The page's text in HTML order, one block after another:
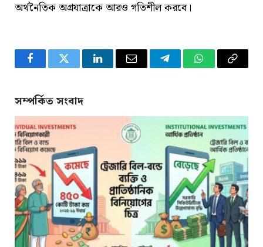
অর্থনৈতিক অগ্রযাত্রাকে আরও গতিশীল করবে।
FacebookTwitter LinkedInEmail TelegramWhatsApp
Copy
সম্পর্কিত সংবাদ